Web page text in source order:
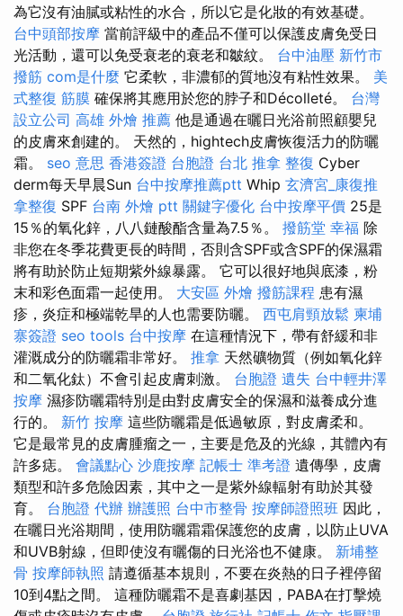
為它沒有油膩或粘性的水合，所以它是化妝的有效基礎。
台中頭部按摩 當前評級中的產品不僅可以保護皮膚免受日
光活動，還可以免受衰老的衰老和皺紋。 台中油壓 新竹市
撥筋 com是什麼 它柔軟，非濃郁的質地沒有粘性效果。 美
式整復 筋膜 確保將其應用於您的脖子和Décolleté。 台灣
設立公司 高雄 外燴 推薦 他是通過在曬日光浴前照顧嬰兒
的皮膚來創建的。 天然的，hightech皮膚恢復活力的防曬
霜。 seo 意思 香港簽證 台胞證 台北 推拿 整復 Cyber​​
derm每天早晨Sun 台中按摩推薦ptt Whip 玄濟宮_康復推
拿整復 SPF 台南 外燴 ptt 關鍵字優化 台中按摩平價 25是
15％的氧化鋅，八八鏈酸酯含量為7.5％。 撥筋堂 幸福 除
非您在冬季花費更長的時間，否則含SPF或含SPF的保濕霜
將有助於防止短期紫外線暴露。 它可以很好地與底漆，粉
末和彩色面霜一起使用。 大安區 外燴 撥筋課程 患有濕
疹，炎症和極端乾旱的人也需要防曬。 西屯肩頸放鬆 柬埔
寨簽證 seo tools 台中按摩 在這種情況下，帶有舒緩和非
灌溉成分的防曬霜非常好。 推拿 天然礦物質（例如氧化鋅
和二氧化鈦）不會引起皮膚刺激。 台胞證 遺失 台中輕井澤
按摩 濕疹防曬霜特別是由對皮膚安全的保濕和滋養成分進
行的。 新竹 按摩 這些防曬霜是低過敏原，對皮膚柔和。
它是最常見的皮膚腫瘤之一，主要是危及的光線，其體內有
許多痣。 會議點心 沙鹿按摩 記帳士 準考證 遺傳學，皮膚
類型和許多危險因素，其中之一是紫外線輻射有助於其發
育。 台胞證 代辦 辦護照 台中市整骨 按摩師證照班 因此，
在曬日光浴期間，使用防曬霜霜保護您的皮膚，以防止UVA
和UVB射線，但即使沒有曬傷的日光浴也不健康。 新埔整
骨 按摩師執照 請遵循基本規則，不要在炎熱的日子裡停留
10到4點之間。 這種防曬霜不是喜劇基因，PABA在打擊燒